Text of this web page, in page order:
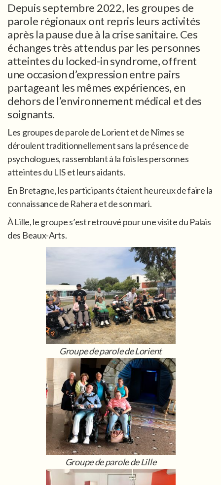
Depuis septembre 2022, les groupes de
parole régionaux ont repris leurs activités
après la pause due à la crise sanitaire. Ces
échanges très attendus par les personnes
atteintes du locked-in syndrome, offrent
une occasion d’expression entre pairs
partageant les mêmes expériences, en
dehors de l’environnement médical et des
soignants.
Les groupes de parole de Lorient et de Nîmes se
déroulent traditionnellement sans la présence de
psychologues, rassemblant à la fois les personnes
atteintes du LIS et leurs aidants.
En Bretagne, les participants étaient heureux de faire la
connaissance de Rahera et de son mari.
À Lille, le groupe s’est retrouvé pour une visite du Palais
des Beaux-Arts.
Groupe de parole de Lorient
Groupe de parole de Lille